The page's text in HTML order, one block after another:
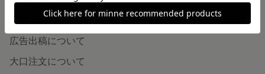
企業の方へ
広告出稿について
大口注文について